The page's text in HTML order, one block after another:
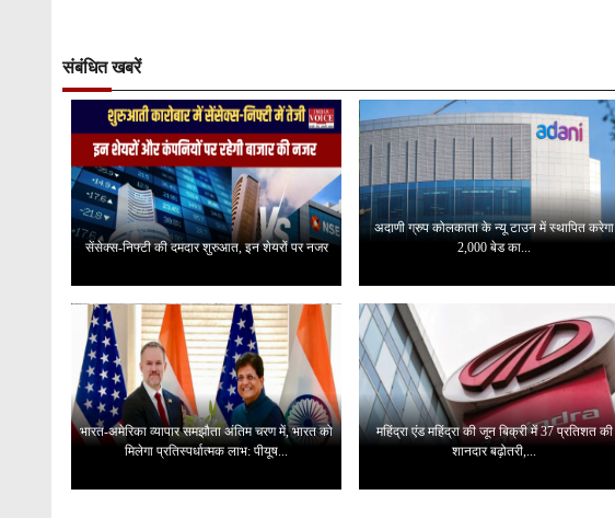
संबंधित खबरें
सेंसेक्स-निफ्टी की दमदार शुरुआत, इन शेयरों पर नजर
अदाणी ग्रुप कोलकाता के न्यू टाउन में स्थापित करेगा
2,000 बेड का...
भारत-अमेरिका व्यापार समझौता अंतिम चरण में, भारत को
मिलेगा प्रतिस्पर्धात्मक लाभ: पीयूष...
महिंद्रा एंड महिंद्रा की जून बिक्री में 37 प्रतिशत की
शानदार बढ़ोतरी,...